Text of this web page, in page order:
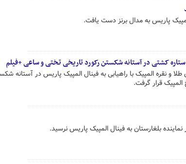
پاریس به مدال برنز دست یافت.
کشتی در آستانه شکستن رکورد تاریخی تختی و ساعی +فیلم
مدال های طلا و نقره المپیک با راهیابی به فینال المپیک پاریس در آستانه
قرار گرفت.